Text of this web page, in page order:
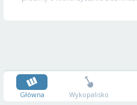
Główna Wykopalisko